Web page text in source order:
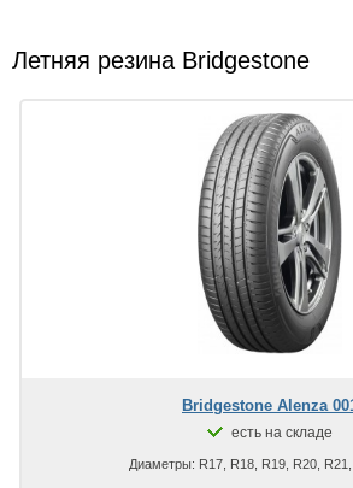
Летняя резина Bridgestone
Bridgestone Alenza
есть на складе
Диаметры: R17, R18, R19, R20,